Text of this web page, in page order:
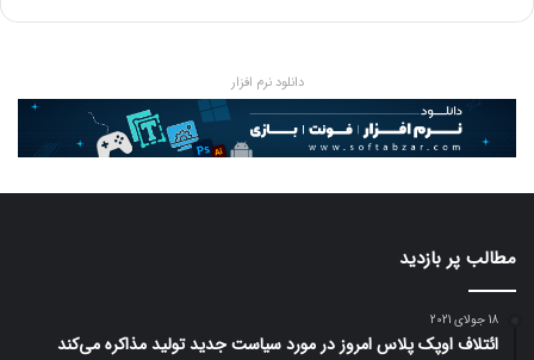
دانلود نرم افزار
مطالب پر بازدید
18 جولای 2021
ائتلاف اوپک پلاس امروز در مورد سیاست جدید تولید مذاکره می‌کند